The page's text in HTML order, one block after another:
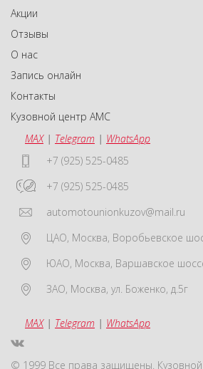
Акции
Отзывы
О нас
Запись онлайн
Контакты
Кузовной центр АМС
MAX| Telegram | WhatsApp
+7 (925) 525-0485
+7 (925) 525-0485
automotounionkuzov@mail.ru
ЦАО, Москва, Воробьевское
ЮАО, Москва, Варшавское
ЗАО, Москва, ул. Боженко, д.5г
MAX| Telegram | WhatsApp
© 1999 Все права защищены.